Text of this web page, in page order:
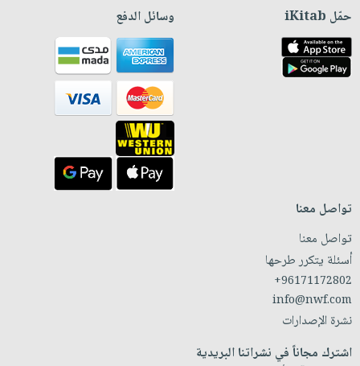
حمّل iKitab وسائل الدفع
تواصل معنا
تواصل معنا
أسئلة يتكرر طرحها
+96171172802
info@nwf.com
نشرة الإصدارات
اشترك مجاناً في نشراتنا البريدية